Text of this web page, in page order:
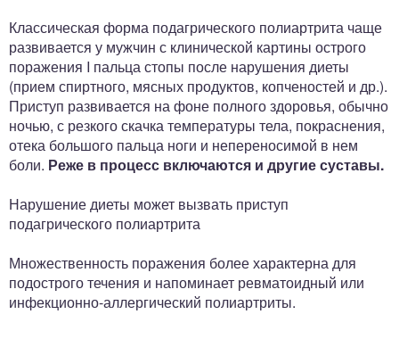
Классическая форма подагрического полиартрита чаще
развивается у мужчин с клинической картины острого
поражения I пальца стопы после нарушения диеты
(прием спиртного, мясных продуктов, копченостей и др.).
Приступ развивается на фоне полного здоровья, обычно
ночью, с резкого скачка температуры тела, покраснения,
отека большого пальца ноги и непереносимой в нем
боли. Реже в процесс включаются и другие суставы.
Нарушение диеты может вызвать приступ
подагрического полиартрита
Множественность поражения более характерна для
подострого течения и напоминает ревматоидный или
инфекционно-аллергический полиартриты.